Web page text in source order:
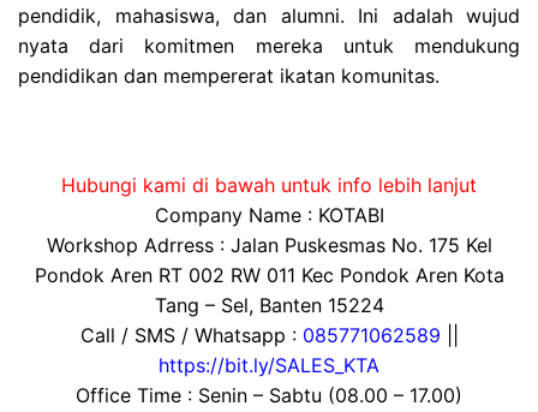
pendidik, mahasiswa, dan alumni. Ini adalah wujud
nyata dari komitmen mereka untuk mendukung
pendidikan dan mempererat ikatan komunitas.
Hubungi kami di bawah untuk info lebih lanjut
Company Name : KOTABI
Workshop Adrress : Jalan Puskesmas No. 175 Kel
Pondok Aren RT 002 RW 011 Kec Pondok Aren Kota
Tang – Sel, Banten 15224
Call / SMS / Whatsapp : 085771062589
https://bit.ly/SALES_KTA
Office Time : Senin – Sabtu (08.00 – 17.00)